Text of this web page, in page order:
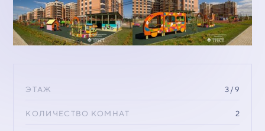
ЭТАЖ 3 / 9
КОЛИЧЕСТВО КОМНАТ 2